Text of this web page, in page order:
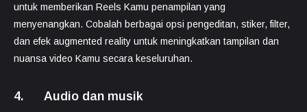
untuk memberikan Reels Kamu penampilan yang
menyenangkan. Cobalah berbagai opsi pengeditan, stiker, filter,
dan efek augmented reality untuk meningkatkan tampilan dan
nuansa video Kamu secara keseluruhan.
4. Audio dan musik